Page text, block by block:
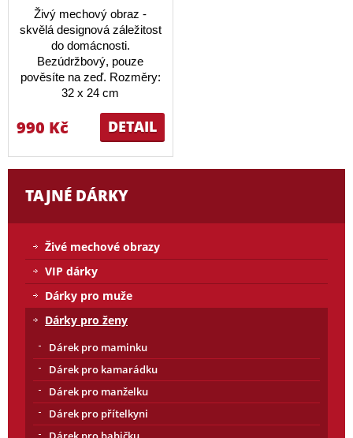
Živý mechový obraz -
skvělá designová záležitost
do domácnosti.
Bezúdržbový, pouze
pověsíte na zeď. Rozměry:
32 x 24 cm
DETAIL
990 Kč
TAJNÉ DÁRKY
Živé mechové obrazy
VIP dárky
Dárky pro muže
Dárky pro ženy
Dárek pro maminku
Dárek pro kamarádku
Dárek pro manželku
Dárek pro přítelkyni